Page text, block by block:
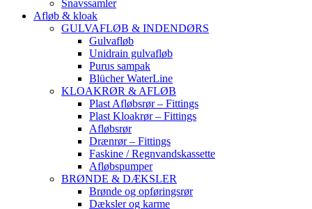
Snavssamler
Afløb & kloak
GULVAFLØB & INDENDØRS
Gulvafløb
Unidrain gulvafløb
Purus sampak
Blücher WaterLine
KLOAKRØR & AFLØB
Plast Afløbsrør – Fittings
Plast Kloakrør – Fittings
Afløbsrør
Drænrør – Fittings
Faskine / Regnvandskassette
Afløbspumper
BRØNDE & DÆKSLER
Brønde og opføringsrør
Dæksler og karme